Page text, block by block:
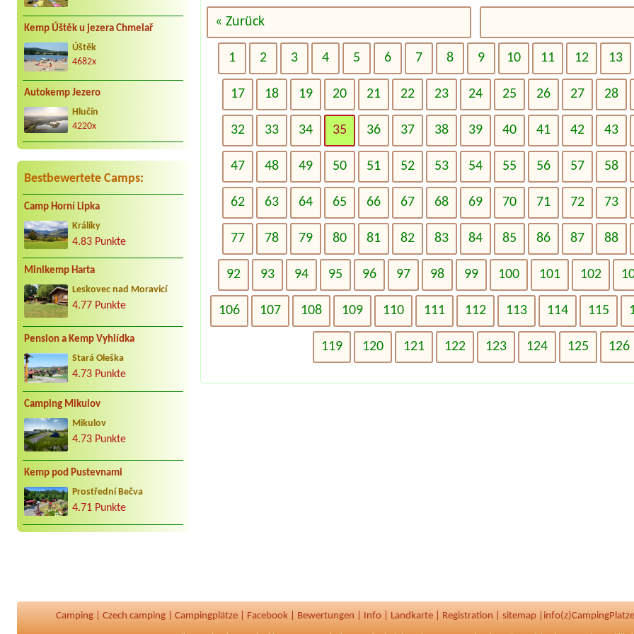
Kemp Úštěk u jezera Chmelař
Úštěk
4682x
Autokemp Jezero
Hlučín
4220x
Bestbewertete Camps:
Camp Horní Lipka
Králíky
4.83 Punkte
Minikemp Harta
Leskovec nad Moravicí
4.77 Punkte
Pension a Kemp Vyhlídka
Stará Oleška
4.73 Punkte
Camping Mikulov
Mikulov
4.73 Punkte
Kemp pod Pustevnami
Prostřední Bečva
4.71 Punkte
« Zurück
1 2 3 4 5 6 7 8 9 10 11 12 13
17 18 19 20 21 22 23 24 25 26 27 28
32 33 34 35 36 37 38 39 40 41 42 43
47 48 49 50 51 52 53 54 55 56 57 58
62 63 64 65 66 67 68 69 70 71 72 73
77 78 79 80 81 82 83 84 85 86 87 88
92 93 94 95 96 97 98 99 100 101 102
106 107 108 109 110 111 112 113 114 115
119 120 121 122 123 124 125 126
Camping Czech camping Campingplätze Facebook Bewertungen Info Landkarte Registration sitemap